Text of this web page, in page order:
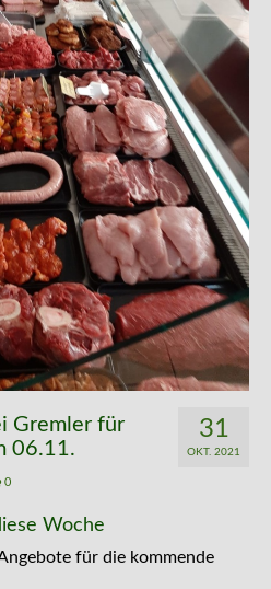
31
OKT. 2021
Gremler für
06.11.
0
Woche
für die kommende